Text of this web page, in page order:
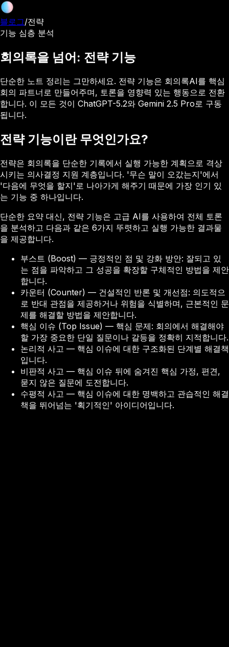
블로그/전략
기능 심층 분석
회의록을 넘어: 전략 기능
단순한 노트 정리는 그만하세요. 전략 기능은 회의록AI를 핵심
회의 파트너로 만들어주며, 토론을 영향력 있는 행동으로 전환
합니다. 이 모든 것이 ChatGPT-5.2와 Gemini 2.5 Pro로 구동
됩니다.
전략 기능이란 무엇인가요?
전략은 회의록을 단순한 기록에서 실행 가능한 계획으로 격상
시키는 의사결정 지원 계층입니다. '무슨 말이 오갔는지'에서
'다음에 무엇을 할지'로 나아가게 해주기 때문에 가장 인기 있
는 기능 중 하나입니다.
단순한 요약 대신, 전략 기능은 고급 AI를 사용하여 전체 토론
을 분석하고 다음과 같은 6가지 뚜렷하고 실행 가능한 결과물
을 제공합니다.
부스트 (Boost) — 긍정적인 점 및 강화 방안: 잘되고 있
는 점을 파악하고 그 성공을 확장할 구체적인 방법을 제안
합니다.
카운터 (Counter) — 건설적인 반론 및 개선점: 의도적으
로 반대 관점을 제공하거나 위험을 식별하며, 근본적인 문
제를 해결할 방법을 제안합니다.
핵심 이슈 (Top Issue) — 핵심 문제: 회의에서 해결해야
할 가장 중요한 단일 질문이나 갈등을 정확히 지적합니다.
논리적 사고 — 핵심 이슈에 대한 구조화된 단계별 해결책
입니다.
비판적 사고 — 핵심 이슈 뒤에 숨겨진 핵심 가정, 편견,
묻지 않은 질문에 도전합니다.
수평적 사고 — 핵심 이슈에 대한 명백하고 관습적인 해결
책을 뛰어넘는 '획기적인' 아이디어입니다.